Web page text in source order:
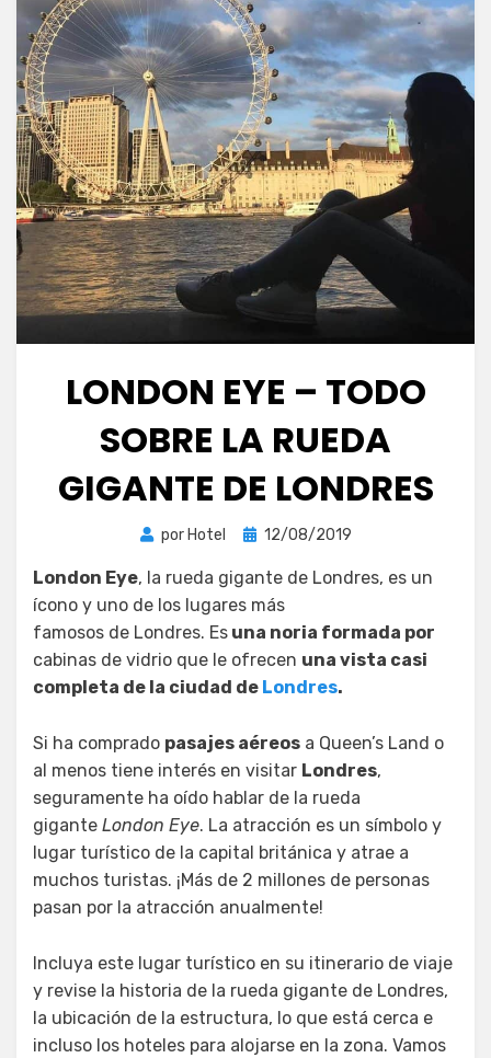
LONDON EYE – TODO
SOBRE LA RUEDA
GIGANTE DE LONDRES
por Hotel
Publicada
12/08/2019
London Eye, la rueda gigante de Londres, es un
ícono y uno de los lugares más
famosos de Londres. Es una noria formada por
cabinas de vidrio que le ofrecen una vista casi
completa de la ciudad de Londres.
Si ha comprado pasajes aéreos a Queen’s Land o
al menos tiene interés en visitar Londres,
seguramente ha oído hablar de la rueda
gigante London Eye. La atracción es un símbolo y
lugar turístico de la capital británica y atrae a
muchos turistas. ¡Más de 2 millones de personas
pasan por la atracción anualmente!
Incluya este lugar turístico en su itinerario de viaje
y revise la historia de la rueda gigante de Londres,
la ubicación de la estructura, lo que está cerca e
incluso los hoteles para alojarse en la zona. Vamos